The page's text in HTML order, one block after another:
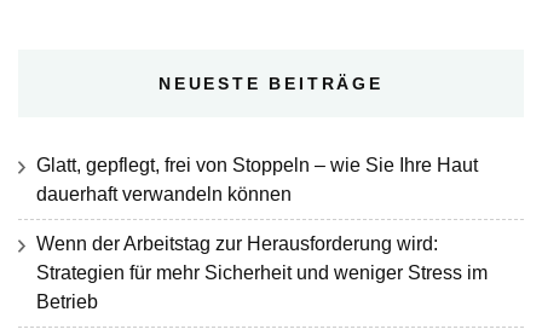
NEUESTE BEITRÄGE
Glatt, gepflegt, frei von Stoppeln – wie Sie Ihre Haut
dauerhaft verwandeln können
Wenn der Arbeitstag zur Herausforderung wird:
Strategien für mehr Sicherheit und weniger Stress im
Betrieb